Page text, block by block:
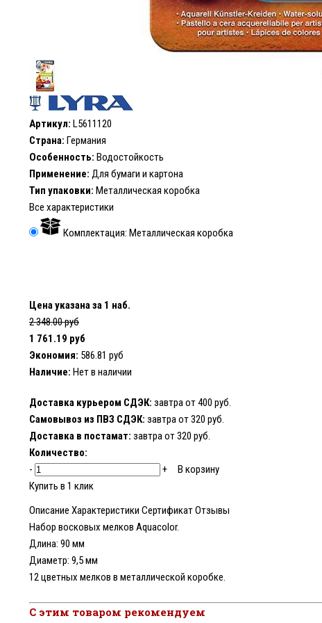
Артикул: L5611120
Страна: Германия
Особенность: Водостойкость
Применение: Для бумаги и картона
Тип упаковки: Металлическая коробка
Все характеристики
Комплектация: Металлическая коробка
Цена указана за 1 наб.
2 348.00 руб
1 761.19 руб
Экономия: 586.81 руб
Наличие: Нет в наличии
Доставка курьером СДЭК: завтра от 400 руб.
Самовывоз из ПВЗ СДЭК: завтра от 320 руб.
Доставка в постамат: завтра от 320 руб.
Количество:
-
+
В корзину
Купить в 1 клик
Описание Характеристики СертификатОтзывы
Набор восковых мелков Aquacolor.
Длина: 90 мм
Диаметр: 9,5 мм
12 цветных мелков в металлической коробке.
С этим товаром рекомендуем